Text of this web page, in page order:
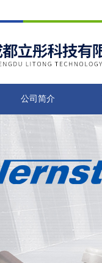
公司简介